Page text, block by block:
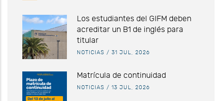
Los estudiantes del GIFM deben
acreditar un B1 de inglés para
titular
NOTICIAS / 31 JUL, 2026
Matrícula de continuidad
NOTICIAS / 13 JUL, 2026